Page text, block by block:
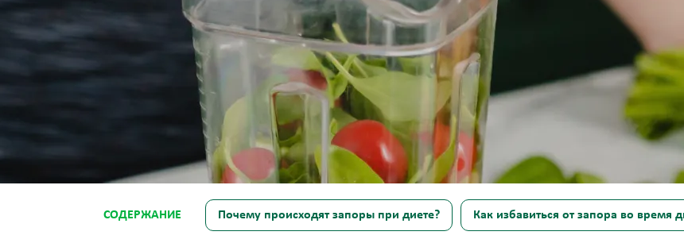
СОДЕРЖАНИЕ Почему происходят запоры при диете? Как избавиться от запора во время